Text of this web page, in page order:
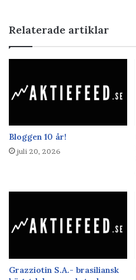
Relaterade artiklar
Bloggen 10 år!
juli 20, 2026
Grazziotin S.A.- brasiliansk